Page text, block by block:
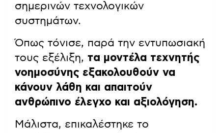
σημερινών τεχνολογικών
συστημάτων.
Όπως τόνισε, παρά την εντυπωσιακή
τους εξέλιξη, τα μοντέλα τεχνητής
νοημοσύνης εξακολουθούν να
κάνουν λάθη και απαιτούν
ανθρώπινο έλεγχο και αξιολόγηση.
Μάλιστα, επικαλέστηκε το